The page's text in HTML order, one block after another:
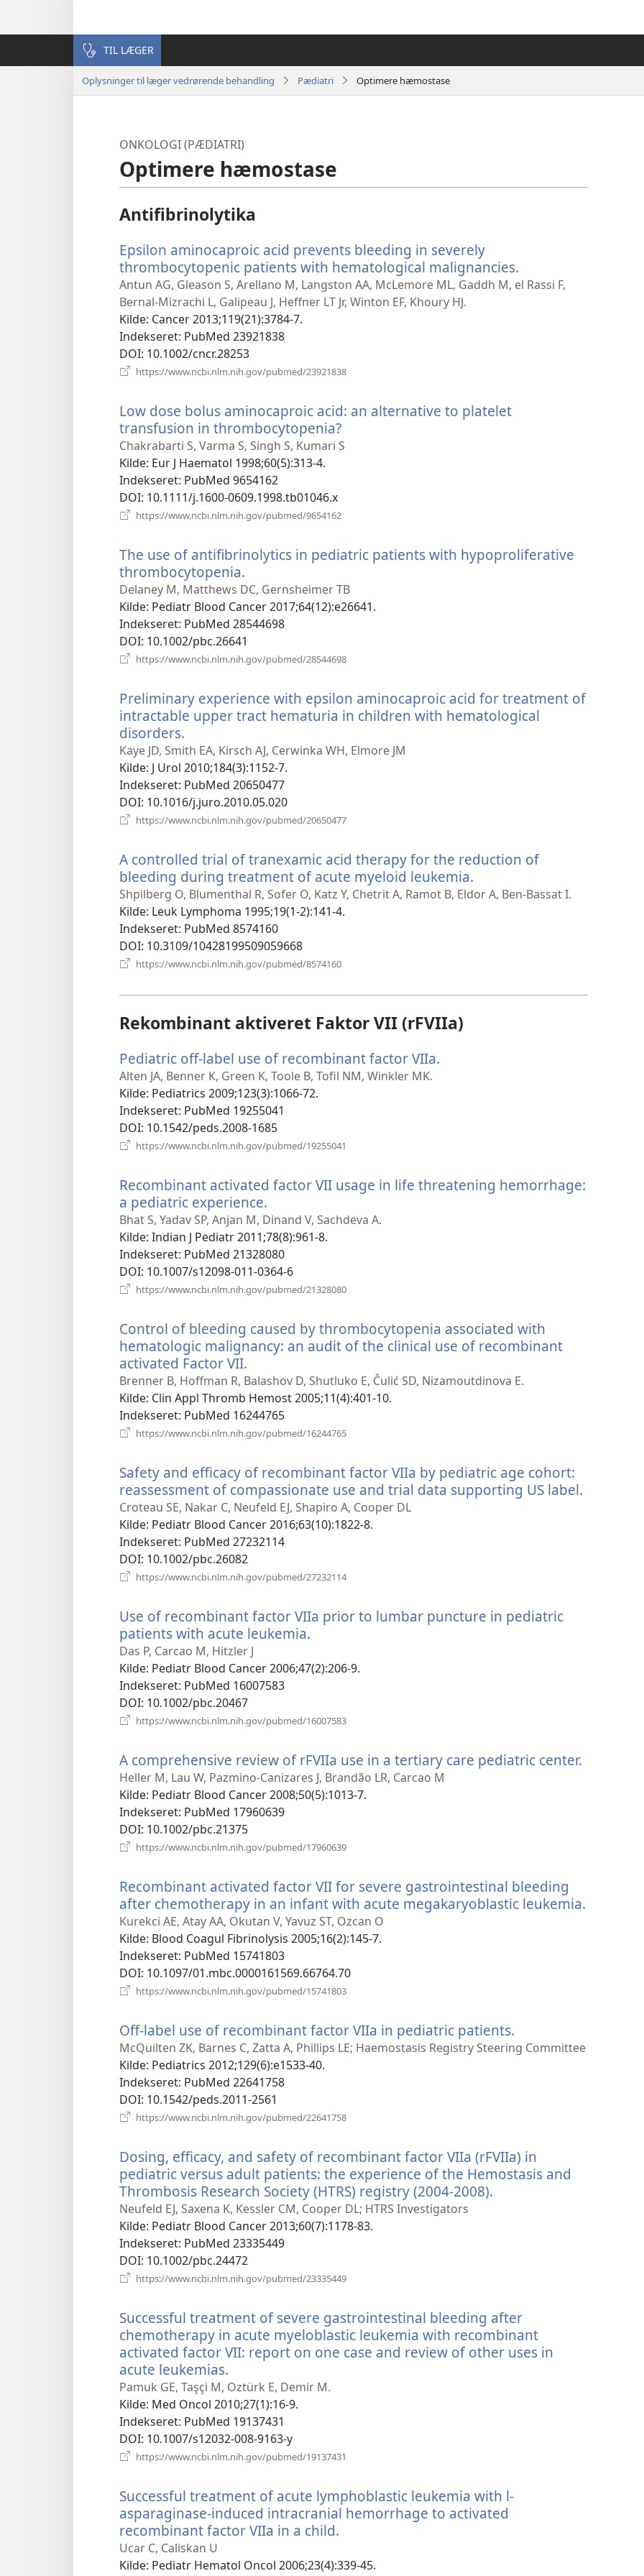
TIL LÆGER
Oplysninger til læger vedrørende behandling Pædiatri Optimere hæmostase
ONKOLOGI (PÆDIATRI)
Optimere hæmostase
Antifibrinolytika
Epsilon aminocaproic acid prevents bleeding in severely
thrombocytopenic patients with hematological malignancies.
nyt
Antun AG, Gleason S, Arellano M, Langston AA, McLemore ML, Gaddh M, el Rassi F,
Bernal-Mizrachi L, Galipeau J, Heffner LT Jr, Winton EF, Khoury HJ.
Kilde‎: Cancer 2013;119(21):3784-7.
Indekseret‎: PubMed 23921838
DOI‎: 10.1002/cncr.28253
https://www.ncbi.nlm.nih.gov/pubmed/23921838
Low dose bolus aminocaproic acid: an alternative to platelet
transfusion in thrombocytopenia?
nyt
Chakrabarti S, Varma S, Singh S, Kumari S
Kilde‎: Eur J Haematol 1998;60(5):313-4.
Indekseret‎: PubMed 9654162
DOI‎: 10.1111/j.1600-0609.1998.tb01046.x
https://www.ncbi.nlm.nih.gov/pubmed/9654162
The use of antifibrinolytics in pediatric patients with hypoproliferative
thrombocytopenia.
nyt
vindue)
Delaney M, Matthews DC, Gernsheimer TB
Kilde‎: Pediatr Blood Cancer 2017;64(12):e26641.
Indekseret‎: PubMed 28544698
DOI‎: 10.1002/pbc.26641
https://www.ncbi.nlm.nih.gov/pubmed/28544698
Preliminary experience with epsilon aminocaproic acid for treatment of
intractable upper tract hematuria in children with hematological
disorders.
nyt
vindue)
Kaye JD, Smith EA, Kirsch AJ, Cerwinka WH, Elmore JM
Kilde‎: J Urol 2010;184(3):1152-7.
Indekseret‎: PubMed 20650477
DOI‎: 10.1016/j.juro.2010.05.020
https://www.ncbi.nlm.nih.gov/pubmed/20650477
A controlled trial of tranexamic acid therapy for the reduction of
bleeding during treatment of acute myeloid leukemia.
nyt
Shpilberg O, Blumenthal R, Sofer O, Katz Y, Chetrit A, Ramot B, Eldor A, Ben-Bassat I.
Kilde‎: Leuk Lymphoma 1995;19(1-2):141-4.
Indekseret‎: PubMed 8574160
DOI‎: 10.3109/10428199509059668
https://www.ncbi.nlm.nih.gov/pubmed/8574160
Rekombinant aktiveret Faktor VII (rFVIIa)
Pediatric off-label use of recombinant factor VIIa.
Alten JA, Benner K, Green K, Toole B, Tofil NM, Winkler MK.
Kilde‎: Pediatrics 2009;123(3):1066-72.
Indekseret‎: PubMed 19255041
DOI‎: 10.1542/peds.2008-1685
https://www.ncbi.nlm.nih.gov/pubmed/19255041
Recombinant activated factor VII usage in life threatening hemorrhage:
a pediatric experience.
nyt
vindue)
Bhat S, Yadav SP, Anjan M, Dinand V, Sachdeva A.
Kilde‎: Indian J Pediatr 2011;78(8):961-8.
Indekseret‎: PubMed 21328080
DOI‎: 10.1007/s12098-011-0364-6
https://www.ncbi.nlm.nih.gov/pubmed/21328080
Control of bleeding caused by thrombocytopenia associated with
hematologic malignancy: an audit of the clinical use of recombinant
activated Factor VII.
nyt
vindue)
Brenner B, Hoffman R, Balashov D, Shutluko E, Čulić SD, Nizamoutdinova E.
Kilde‎: Clin Appl Thromb Hemost 2005;11(4):401-10.
Indekseret‎: PubMed 16244765
https://www.ncbi.nlm.nih.gov/pubmed/16244765
Safety and efficacy of recombinant factor VIIa by pediatric age cohort:
reassessment of compassionate use and trial data supporting US label.
Croteau SE, Nakar C, Neufeld EJ, Shapiro A, Cooper DL
Kilde‎: Pediatr Blood Cancer 2016;63(10):1822-8.
Indekseret‎: PubMed 27232114
DOI‎: 10.1002/pbc.26082
https://www.ncbi.nlm.nih.gov/pubmed/27232114
Use of recombinant factor VIIa prior to lumbar puncture in pediatric
patients with acute leukemia.
vindue)
Das P, Carcao M, Hitzler J
Kilde‎: Pediatr Blood Cancer 2006;47(2):206-9.
Indekseret‎: PubMed 16007583
DOI‎: 10.1002/pbc.20467
https://www.ncbi.nlm.nih.gov/pubmed/16007583
A comprehensive review of rFVIIa use in a tertiary care pediatric center.
Heller M, Lau W, Pazmino-Canizares J, Brandão LR, Carcao M
Kilde‎: Pediatr Blood Cancer 2008;50(5):1013-7.
Indekseret‎: PubMed 17960639
DOI‎: 10.1002/pbc.21375
https://www.ncbi.nlm.nih.gov/pubmed/17960639
Recombinant activated factor VII for severe gastrointestinal bleeding
after chemotherapy in an infant with acute megakaryoblastic leukemia.
Kurekci AE, Atay AA, Okutan V, Yavuz ST, Ozcan O
Kilde‎: Blood Coagul Fibrinolysis 2005;16(2):145-7.
Indekseret‎: PubMed 15741803
DOI‎: 10.1097/01.mbc.0000161569.66764.70
https://www.ncbi.nlm.nih.gov/pubmed/15741803
Off-label use of recombinant factor VIIa in pediatric patients.
nyt
McQuilten ZK, Barnes C, Zatta A, Phillips LE; Haemostasis Registry Steering Committee
Kilde‎: Pediatrics 2012;129(6):e1533-40.
Indekseret‎: PubMed 22641758
DOI‎: 10.1542/peds.2011-2561
https://www.ncbi.nlm.nih.gov/pubmed/22641758
Dosing, efficacy, and safety of recombinant factor VIIa (rFVIIa) in
pediatric versus adult patients: the experience of the Hemostasis and
Thrombosis Research Society (HTRS) registry (2004-2008).
Neufeld EJ, Saxena K, Kessler CM, Cooper DL; HTRS Investigators
Kilde‎: Pediatr Blood Cancer 2013;60(7):1178-83.
Indekseret‎: PubMed 23335449
DOI‎: 10.1002/pbc.24472
https://www.ncbi.nlm.nih.gov/pubmed/23335449
Successful treatment of severe gastrointestinal bleeding after
chemotherapy in acute myeloblastic leukemia with recombinant
activated factor VII: report on one case and review of other uses in
acute leukemias.
nyt
vindue)
Pamuk GE, Taşçi M, Oztürk E, Demir M.
Kilde‎: Med Oncol 2010;27(1):16-9.
Indekseret‎: PubMed 19137431
DOI‎: 10.1007/s12032-008-9163-y
https://www.ncbi.nlm.nih.gov/pubmed/19137431
Successful treatment of acute lymphoblastic leukemia with l-
asparaginase-induced intracranial hemorrhage to activated
recombinant factor VIIa in a child.
vindue)
Ucar C, Caliskan U
Kilde‎: Pediatr Hematol Oncol 2006;23(4):339-45.